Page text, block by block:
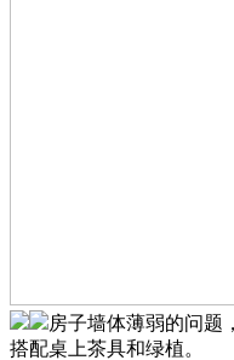
房子墙体薄弱的问题
搭配桌上茶具和绿植。